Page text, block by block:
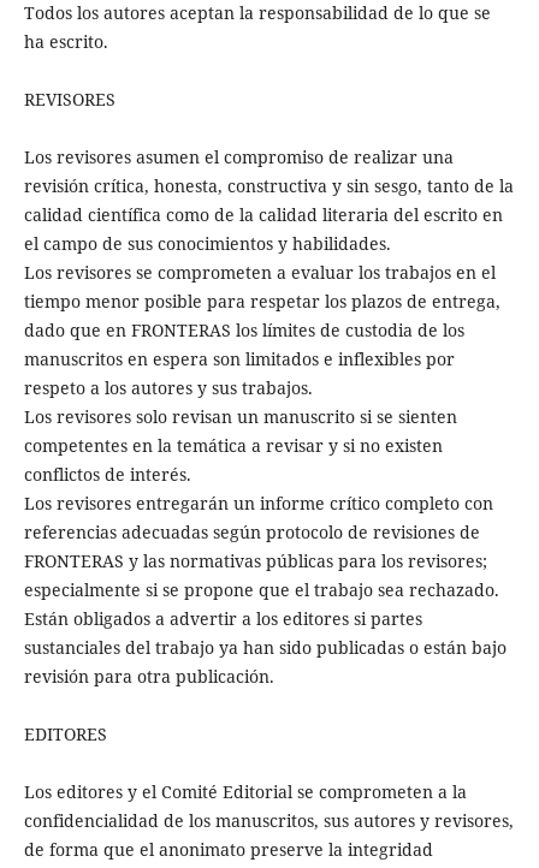
Todos los autores aceptan la responsabilidad de lo que se
ha escrito.
REVISORES
Los revisores asumen el compromiso de realizar una
revisión crítica, honesta, constructiva y sin sesgo, tanto de la
calidad científica como de la calidad literaria del escrito en
el campo de sus conocimientos y habilidades.
Los revisores se comprometen a evaluar los trabajos en el
tiempo menor posible para respetar los plazos de entrega,
dado que en FRONTERAS los límites de custodia de los
manuscritos en espera son limitados e inflexibles por
respeto a los autores y sus trabajos.
Los revisores solo revisan un manuscrito si se sienten
competentes en la temática a revisar y si no existen
conflictos de interés.
Los revisores entregarán un informe crítico completo con
referencias adecuadas según protocolo de revisiones de
FRONTERAS y las normativas públicas para los revisores;
especialmente si se propone que el trabajo sea rechazado.
Están obligados a advertir a los editores si partes
sustanciales del trabajo ya han sido publicadas o están bajo
revisión para otra publicación.
EDITORES
Los editores y el Comité Editorial se comprometen a la
confidencialidad de los manuscritos, sus autores y revisores,
de forma que el anonimato preserve la integridad